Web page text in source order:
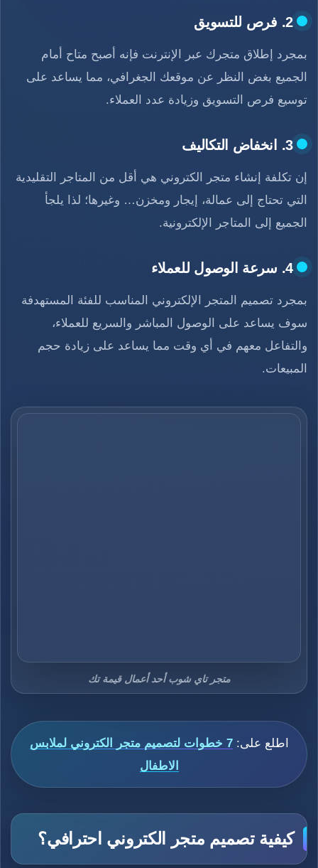
2. فرص للتسويق
بمجرد إطلاق متجرك عبر الإنترنت فإنه أصبح متاح أمام
الجميع بغض النظر عن موقعك الجغرافي، مما يساعد على
توسيع فرص التسويق وزيادة عدد العملاء.
3. انخفاض التكاليف
إن تكلفة إنشاء متجر الكتروني هي أقل من المتاجر التقليدية
التي تحتاج إلى عمالة، إيجار ومخزن… وغيرها؛ لذا يلجأ
الجميع إلى المتاجر الإلكترونية.
4. سرعة الوصول للعملاء
بمجرد تصميم المتجر الإلكتروني المناسب للفئة المستهدفة
سوف يساعد على الوصول المباشر والسريع للعملاء،
والتفاعل معهم في أي وقت مما يساعد على زيادة حجم
المبيعات.
متجر تاي شوب أحد أعمال قيمة تك
اطلع على:
7 خطوات لتصميم متجر الكتروني لملابس
الاطفال
كيفية تصميم متجر الكتروني احترافي؟